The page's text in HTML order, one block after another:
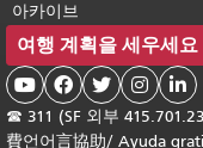
아카이브
여행 계획을 세우세요
    
☎ 311 (SF 외부
費언어言協助/ Ayuda